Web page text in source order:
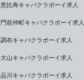
恵比寿キャバクラボーイ求人
門前仲町キャバクラボーイ求人
調布キャバクラボーイ求人
大山キャバクラボーイ求人
品川キャバクラボーイ求人